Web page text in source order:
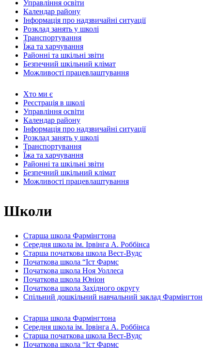
Управління освіти
Календар району
Інформація про надзвичайні ситуації
Розклад занять у школі
Транспортування
Їжа та харчування
Районні та шкільні звіти
Безпечний шкільний клімат
Можливості працевлаштування
Хто ми є
Реєстрація в школі
Управління освіти
Календар району
Інформація про надзвичайні ситуації
Розклад занять у школі
Транспортування
Їжа та харчування
Районні та шкільні звіти
Безпечний шкільний клімат
Можливості працевлаштування
Школи
Старша школа Фармінгтона
Середня школа ім. Ірвінга А. Роббінса
Старша початкова школа Вест-Вудс
Початкова школа “Іст Фармс
Початкова школа Ноя Уоллеса
Початкова школа Юніон
Початкова школа Західного округу
Спільний дошкільний навчальний заклад Фармінгтон
Старша школа Фармінгтона
Середня школа ім. Ірвінга А. Роббінса
Старша початкова школа Вест-Вудс
Початкова школа “Іст Фармс